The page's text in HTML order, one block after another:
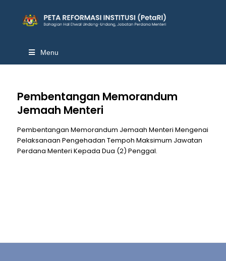
Menu
Pembentangan Memorandum
Jemaah Menteri
Pembentangan Memorandum Jemaah Menteri Mengenai
Pelaksanaan Pengehadan Tempoh Maksimum Jawatan
Perdana Menteri Kepada Dua (2) Penggal.